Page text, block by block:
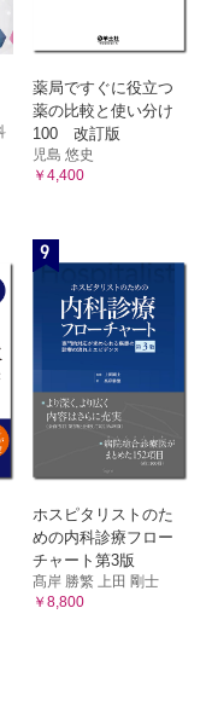
能系/③生体の恒常性と
次機能障害/④内臓機能の
皮膚感覚・深部感覚）/
質と痛みの抑制システ
腺とホルモンの作用
と分娩
射線技師法/
師法
所の定義/③地域医
全の確保/⑤病床の
福祉法
の医療の確保に関
年金/③公的年金制
制度の仕組み/
的扶助・公衆衛生
薬局ですぐに役立つ
薬の比較と使い分け
100 改訂版
児島 悠史
￥4,400
9
ホスピタリストのた
めの内科診療フロー
チャート第3版
髙岸 勝繁 上田 剛士
￥8,800